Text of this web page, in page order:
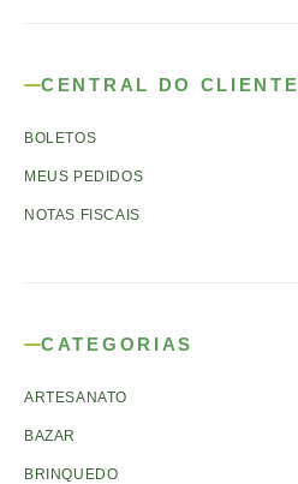
CENTRAL DO CLIENTE
BOLETOS
MEUS PEDIDOS
NOTAS FISCAIS
CATEGORIAS
ARTESANATO
BAZAR
BRINQUEDO